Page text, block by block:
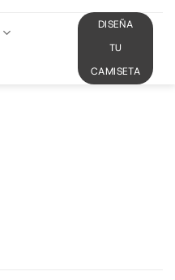
DISEÑA
TU
CAMISETA